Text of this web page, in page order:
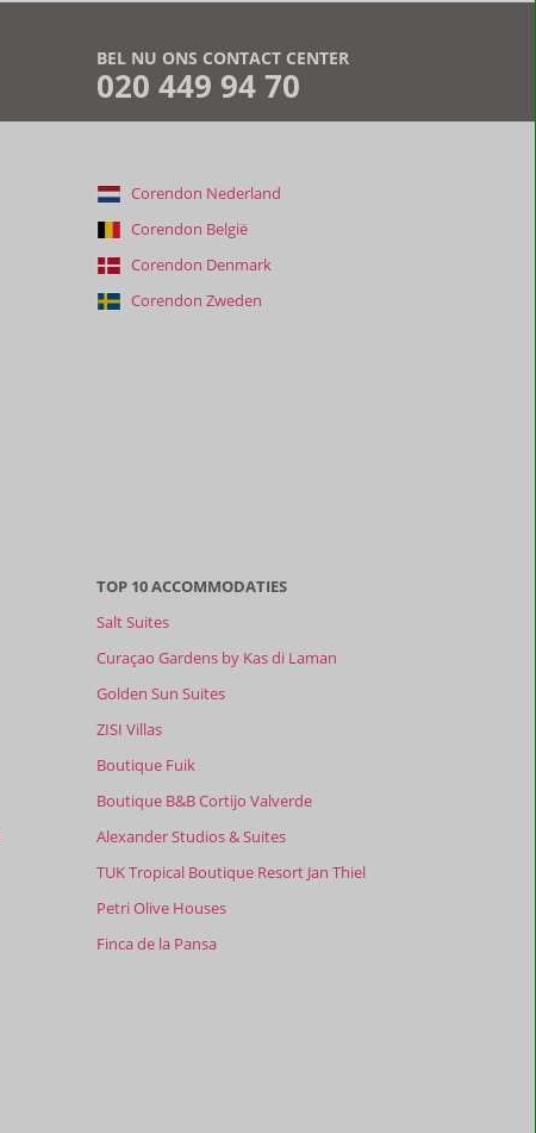
BEL NU ONS CONTACT CENTER
020 449 94 70
Corendon Nederland
Corendon België
Corendon Denmark
Corendon Zweden
TOP 10 ACCOMMODATIES
Salt Suites
Curaçao Gardens by Kas di Laman
Golden Sun Suites
ZISI Villas
Boutique Fuik
Boutique B&B Cortijo Valverde
Alexander Studios & Suites
TUK Tropical Boutique Resort Jan Thiel
Petri Olive Houses
Finca de la Pansa